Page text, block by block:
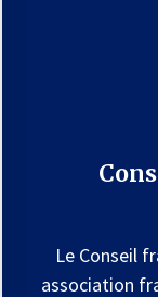
Le Conseil
association